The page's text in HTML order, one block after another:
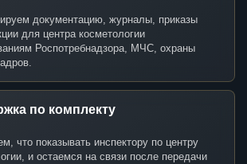
документацию, журналы, приказы
для центра косметологии
Роспотребнадзора, МЧС, охраны
по комплекту
что показывать инспектору по центру
и остаемся на связи после передачи